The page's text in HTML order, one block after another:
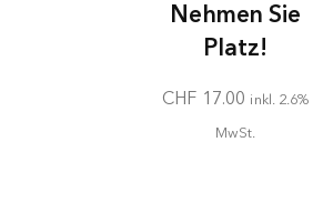
Nehmen Sie
Platz!
CHF 17.00 inkl. 2.6%
MwSt.